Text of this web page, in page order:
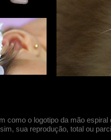
como o logotipo da mão
sua reprodução, total ou